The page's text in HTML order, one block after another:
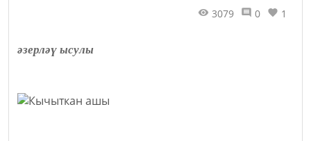
3079 0 1
әзерләү ысулы